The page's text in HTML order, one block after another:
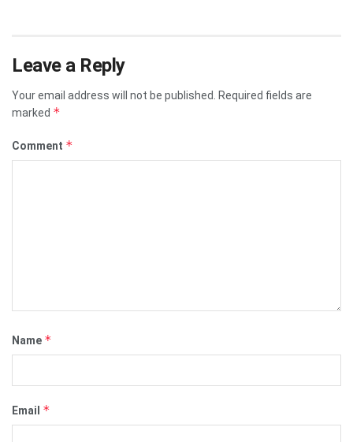
Leave a Reply
Your email address will not be published.
Required fields are
marked *
Comment *
Name *
Email *